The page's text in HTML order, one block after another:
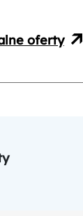
oferty